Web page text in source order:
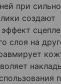
при
создают
слоя на